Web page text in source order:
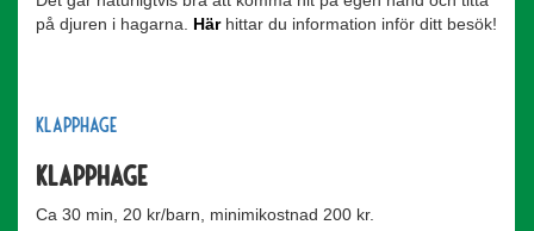
på djuren i hagarna. Här hittar du information inför ditt besök!
Klapphage
Klapphage
Ca 30 min, 20 kr/barn, minimikostnad 200 kr.